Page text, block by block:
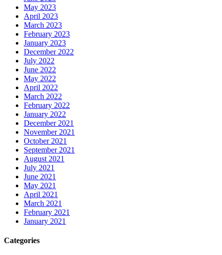
May 2023
April 2023
March 2023
February 2023
January 2023
December 2022
July 2022
June 2022
May 2022
April 2022
March 2022
February 2022
January 2022
December 2021
November 2021
October 2021
September 2021
August 2021
July 2021
June 2021
May 2021
April 2021
March 2021
February 2021
January 2021
Categories